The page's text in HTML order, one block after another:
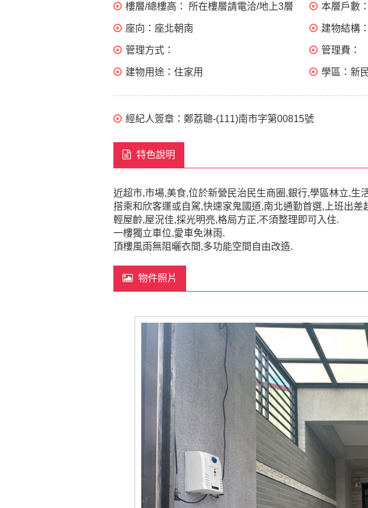
樓層/總樓高： 所在樓層請電洽/地上3層 本層戶數：
座向： 座北朝南 建物結構：
管理方式： 管理費：
建物用途： 住家用 學區：新
經紀人簽章： 鄭荔聰-(111)南市字第00815號
特色說明
近超市,市場,美食,位於新營民治民生商圈,銀行,學區林立,生
搭乘和欣客運或自駕,快速家鬼國道,南北通勤首選,上班出差
輕屋齡,屋況佳,採光明亮,格局方正,不須整理即可入住.
一樓獨立車位,愛車免淋雨.
頂樓風雨無阻曬衣間,多功能空間自由改造.
物件照片